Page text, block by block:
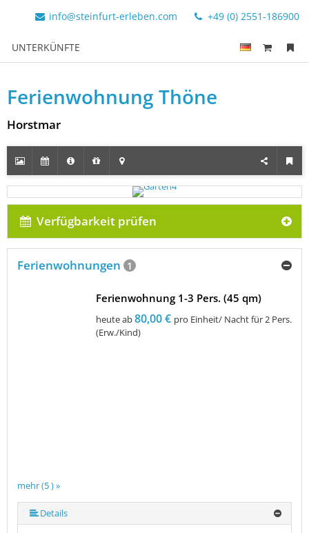
info@steinfurt-erleben.com +49 (0) 2551-186900
UNTERKÜNFTE
Ferienwohnung Thöne
Horstmar
Verfügbarkeit prüfen
Ferienwohnungen 1
mehr (5 ) »
mehr (5 ) »
Ferienwohnung 1-3 Pers. (45 qm)
heute ab80,00 € pro Einheit/ Nacht für 2 Pers.
(Erw./Kind)
Details